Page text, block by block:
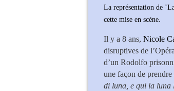
La représentation de
cette mise en scène.
Il y a 8 ans, Nicole
disruptives de
d’un Rodolfo
une façon de prendre
di luna, e qui la luna